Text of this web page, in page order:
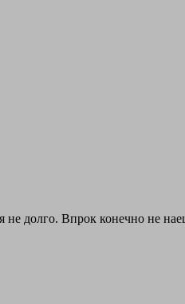
не долго. Впрок конечно не